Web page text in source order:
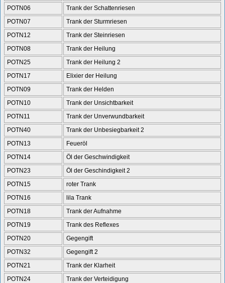
POTN06
Trank der Schattenriesen
POTN07
Trank der Sturmriesen
POTN12
Trank der Steinriesen
POTN08
Trank der Heilung
POTN25
Trank der Heilung 2
POTN17
Elixier der Heilung
POTN09
Trank der Helden
POTN10
Trank der Unsichtbarkeit
POTN11
Trank der Unverwundbarkeit
POTN40
Trank der Unbesiegbarkeit 2
POTN13
Feueröl
POTN14
Öl der Geschwindigkeit
POTN23
Öl der Geschindigkeit 2
POTN15
roter Trank
POTN16
lila Trank
POTN18
Trank der Aufnahme
POTN19
Trank des Reflexes
POTN20
Gegengift
POTN32
Gegengift 2
POTN21
Trank der Klarheit
POTN24
Trank der Verteidigung